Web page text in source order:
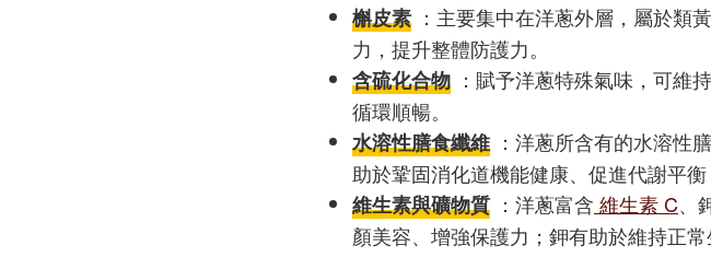
槲皮素 ：主要集中在洋蔥外層，屬於類
力，提升整體防護力。
含硫化合物 ：賦予洋蔥特殊氣味，可維
循環順暢。
水溶性膳食纖維 ：洋蔥所含有的水溶性
助於鞏固消化道機能健康、促進代謝平
維生素與礦物質 ：洋蔥富含 維生素 C、
顏美容、增強保護力；鉀有助於維持正